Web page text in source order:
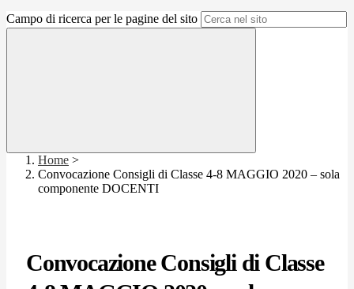
Campo di ricerca per le pagine del sito
Home >
Convocazione Consigli di Classe 4-8 MAGGIO 2020 – sola
componente DOCENTI
Convocazione Consigli di Classe